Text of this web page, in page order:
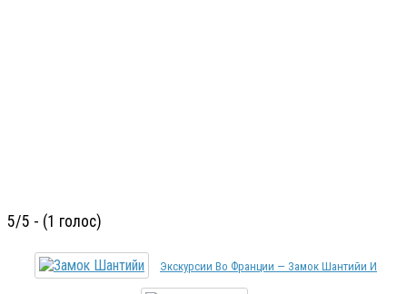
5/5 - (1 голос)
Экскурсии Во Франции — Замок Шантийи И